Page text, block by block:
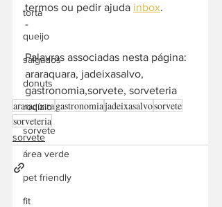
torta
queijo
salgados
donuts
rodízio
sorvete
área verde
pet friendly
fit
termos ou pedir ajuda inbox.
-
Palavras associadas nesta página:
araraquara, jadeixasalvo,
gastronomia,sorvete, sorveteria
araraquaragastronomiajadeixasalvosorvete
sorveteria
sorvete